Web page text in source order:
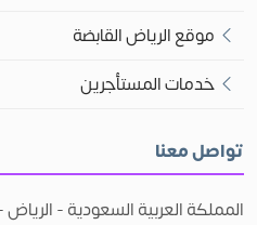
في مدينة الرياض.
موقع الرياض القابضة
خدمات المستأجرين
تواصل معنا
المملكة العربية السعودية -